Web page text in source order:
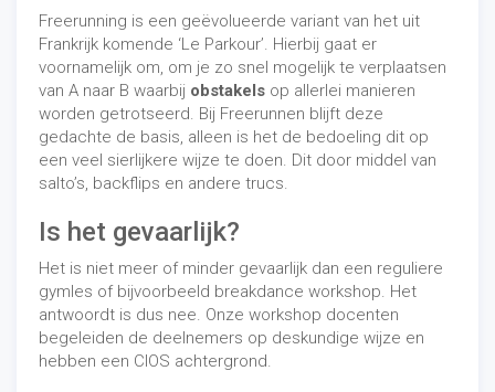
Freerunning is een geëvolueerde variant van het uit
Frankrijk komende ‘Le Parkour’. Hierbij gaat er
voornamelijk om, om je zo snel mogelijk te verplaatsen
van A naar B waarbij obstakels op allerlei manieren
worden getrotseerd. Bij Freerunnen blijft deze
gedachte de basis, alleen is het de bedoeling dit op
een veel sierlijkere wijze te doen. Dit door middel van
salto’s, backflips en andere trucs.
Is het gevaarlijk?
Het is niet meer of minder gevaarlijk dan een reguliere
gymles of bijvoorbeeld breakdance workshop. Het
antwoordt is dus nee. Onze workshop docenten
begeleiden de deelnemers op deskundige wijze en
hebben een CIOS achtergrond.